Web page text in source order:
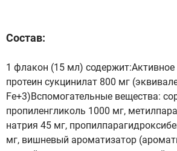
Состав:
1 флакон (15 мл)
протеин сукцинилат 800 мг
Fe+3)Вспомогательные вещества:
пропиленгликоль 1000 мг,
натрия 45 мг,
мг, вишневый ароматизатор